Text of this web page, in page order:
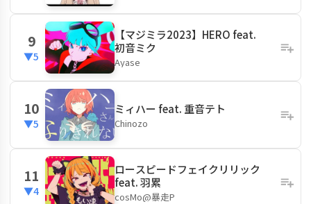
9
▼5
【マジミラ2023】HERO feat.
初音ミク
Ayase
10
▼5
ミィハー feat. 重音テト
Chinozo
11
▼4
ロースピードフェイクリリック
feat. 羽累
cosMo@暴走P